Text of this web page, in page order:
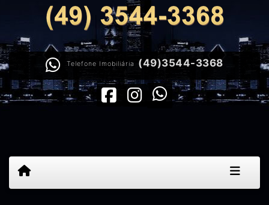
Telefone Imobiliária (49)3544-3368